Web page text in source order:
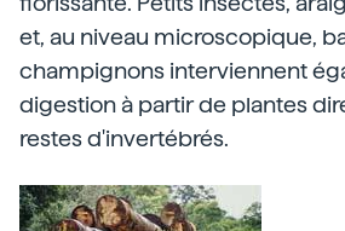
et, au niveau microscopique,
champignons interviennent
digestion à partir de plantes
restes d'invertébrés.